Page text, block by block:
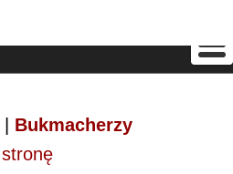
Bukmacherzy
stronę